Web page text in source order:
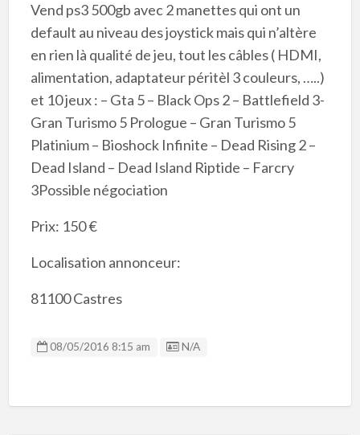
Vend ps3 500gb avec 2 manettes qui ont un
default au niveau des joystick mais qui n’altère
en rien là qualité de jeu, tout les câbles ( HDMI,
alimentation, adaptateur péritèl 3 couleurs, …..)
et 10 jeux : – Gta 5 – Black Ops 2 – Battlefield 3-
Gran Turismo 5 Prologue – Gran Turismo 5
Platinium – Bioshock Infinite – Dead Rising 2 –
Dead Island – Dead Island Riptide – Farcry
3Possible négociation
Prix: 150 €
Localisation annonceur:
81100 Castres
08/05/2016 8:15 am Listing ID
N/A